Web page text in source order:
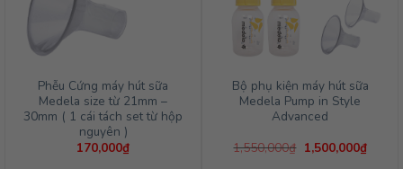
Phễu Cứng máy hút sữa
Medela size từ 21mm –
30mm ( 1 cái tách set từ hộp
nguyên )
170,000₫
Bộ phụ kiện máy hút sữa
Medela Pump in Style
Advanced
1,550,000₫ Giá
gốc
1,500,000₫Giá
hiện